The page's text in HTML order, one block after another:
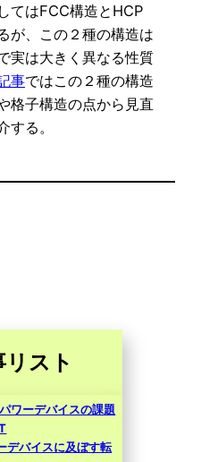
リスト
ワーデバイスの課題
デバイスに及ぼす転
てはFCC構造とHCP
が、この２種の構造は
実は大きく異なる性質
事ではこの２種の構造
格子構造の点から見直
する。